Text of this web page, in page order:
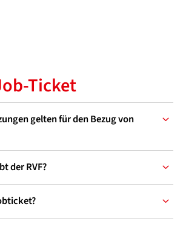
Ticket
gelten für den Bezug von
der RVF?